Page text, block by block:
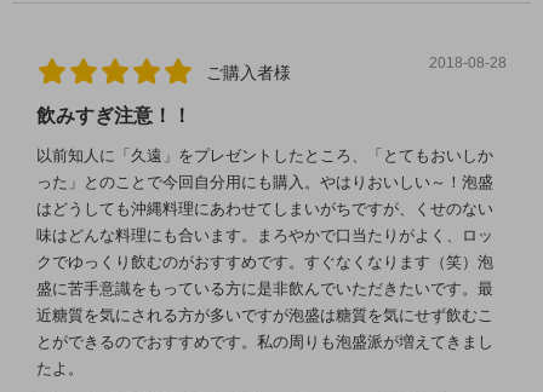
ご購入者様 2018-08-28
飲みすぎ注意！！
以前知人に「久遠」をプレゼントしたところ、「とてもおいしか
った」とのことで今回自分用にも購入。やはりおいしい～！泡盛
はどうしても沖縄料理にあわせてしまいがちですが、くせのない
味はどんな料理にも合います。まろやかで口当たりがよく、ロッ
クでゆっくり飲むのがおすすめです。すぐなくなります（笑）泡
盛に苦手意識をもっている方に是非飲んでいただきたいです。最
近糖質を気にされる方が多いですが泡盛は糖質を気にせず飲むこ
とができるのでおすすめです。私の周りも泡盛派が増えてきまし
たよ。